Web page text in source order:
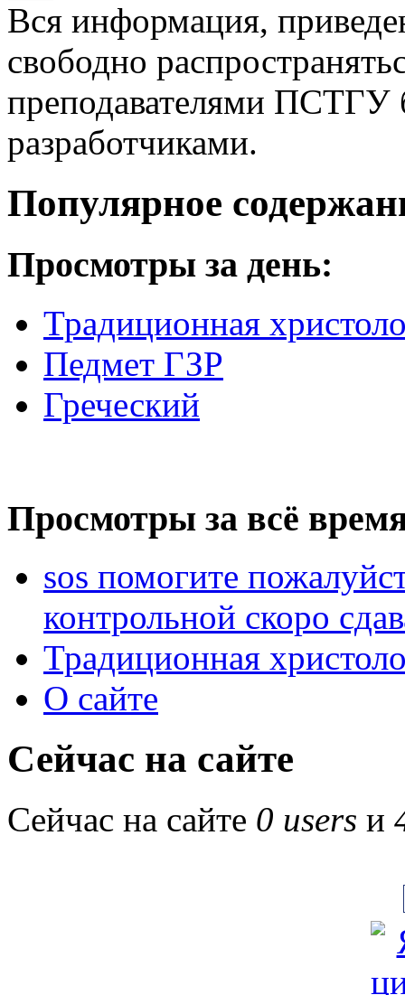
Вся информация,
свободно
преподавателями ПСТГУ
разработчиками.
Популярное
Просмотры за день:
Традиционная
Педмет ГЗР
Греческий
Просмотры за всё
sos помогите
контрольной скоро
Традиционная
О сайте
Сейчас на сайте
Сейчас на сайте 0 users и